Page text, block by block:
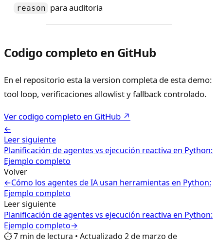
reason para auditoria
Codigo completo en GitHub
En el repositorio esta la version completa de esta demo:
tool loop, verificaciones allowlist y fallback controlado.
Ver codigo completo en GitHub ↗
←
Leer siguiente
Planificación de agentes vs ejecución reactiva en Python:
Ejemplo completo
Volver
←Cómo los agentes de IA usan herramientas en Python:
Ejemplo completo
Leer siguiente
Planificación de agentes vs ejecución reactiva en Python:
Ejemplo completo→
⏱️7 min de lectura • Actualizado 2 de marzo de